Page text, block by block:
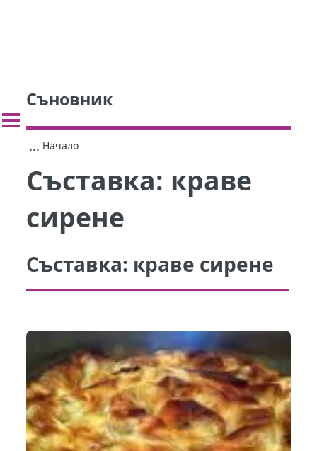
Съновник
... Начало
Съставка: краве
сирене
Съставка: краве сирене